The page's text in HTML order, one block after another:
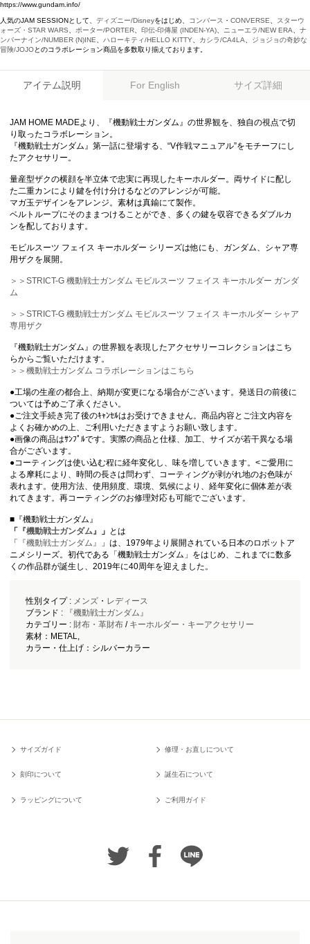
https://www.gundam.info/
人気のJAM SESSIONとして、 ディズニー/Disneyをはじめ、 コンバース ・ CONVERSE
スターウ
ォーズ・STAR WARS
ポーター/PORTER 印伝-印傳屋 (INDEN-YA) ニューエラ/NEW ERA
ナ
ンバーナイン/NUMBER (N)INE
ハローキティ/HELLO KITTY カシラ/CA4LA
ジョジョの奇妙な
冒険/JOJOとのコラボレーション商品を多数取り揃えております。
アイテム説明 For English サイズ詳細
JAM HOME MADEより、『機動戦士ガンダム』の世界観を、独自の視点で切
り取ったコラボレーション。
『機動戦士ガンダム』第一話に登場する、“V作戦マニュアル”をモチーフにし
たアクセサリー。
量産型ザクの横顔を半立体で忠実に再現したキーホルダー。両サイドに配し
た二重カンにより鍵を付け分けるなどのアレンジが可能。
マガ玉デザインをアレンジ。素材は真鍮にて製作。
ベルトループにそのままつけることができ、多くの鍵を収容できるダブルカ
ンを配しております。
モビルスーツ フェイス キーホルダー シリーズは他にも、ガンダム、シャア専
用ザクを展開。
＞＞STRICT-G 機動戦士ガンダム モビルスーツ フェイス キーホルダー ガンダ
ム
＞＞STRICT-G 機動戦士ガンダム モビルスーツ フェイス キーホルダー シャア
専用ザク
『機動戦士ガンダム』の世界観を表現したアクセサリーコレクションはこち
らからご覧いただけます。
＞＞機動戦士ガンダム コラボレーションはこちら
●工場の生産の都合上、納期が変更になる場合がございます。発送日の前後に
ついては予めご了承ください。
●ご注文手続き完了後のｷｬﾝｾﾙはお受けできません。商品内容とご注文内容を
よくお確かめの上、ご利用いただきますようお願い致します。
●画像の商品はｻﾝﾌﾟﾙです。実際の商品と仕様、加工、サイズが若干異なる場
合がございます。
●コーティングは使い込む程に経年変化し、味を増していきます。<ご愛用に
よる摩耗により、時間の長さは問わず、コーティングが剥がれ地のお色味が
表れます。使用方法、使用頻度、環境、気候により、経年変化に個体差が表
れてきます。再コーティングのお修理対応も可能でございます。
■『機動戦士ガンダム』
「 『機動戦士ガンダム』 」 とは
「 『機動戦士ガンダム』
」は、1979年より展開されている日本のロボットア
ニメシリーズ。初代である「機動戦士ガンダム」をはじめ、これまでに数多
くの作品群が誕生し、2019年に40周年を迎えました。
性別タイプ : メンズ・ レディース
ブランド :
『機動戦士ガンダム』
カテゴリー : 財布・革財布/ キーホルダー・キーアクセサリー
素材：METAL,
カラー・仕上げ：シルバーカラー
サイズガイド 修理・お直しについて
刻印について 誕生石について
ラッピングについて ご利用ガイド